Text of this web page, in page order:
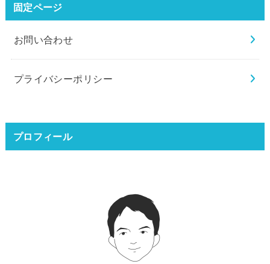
固定ページ
お問い合わせ
プライバシーポリシー
プロフィール